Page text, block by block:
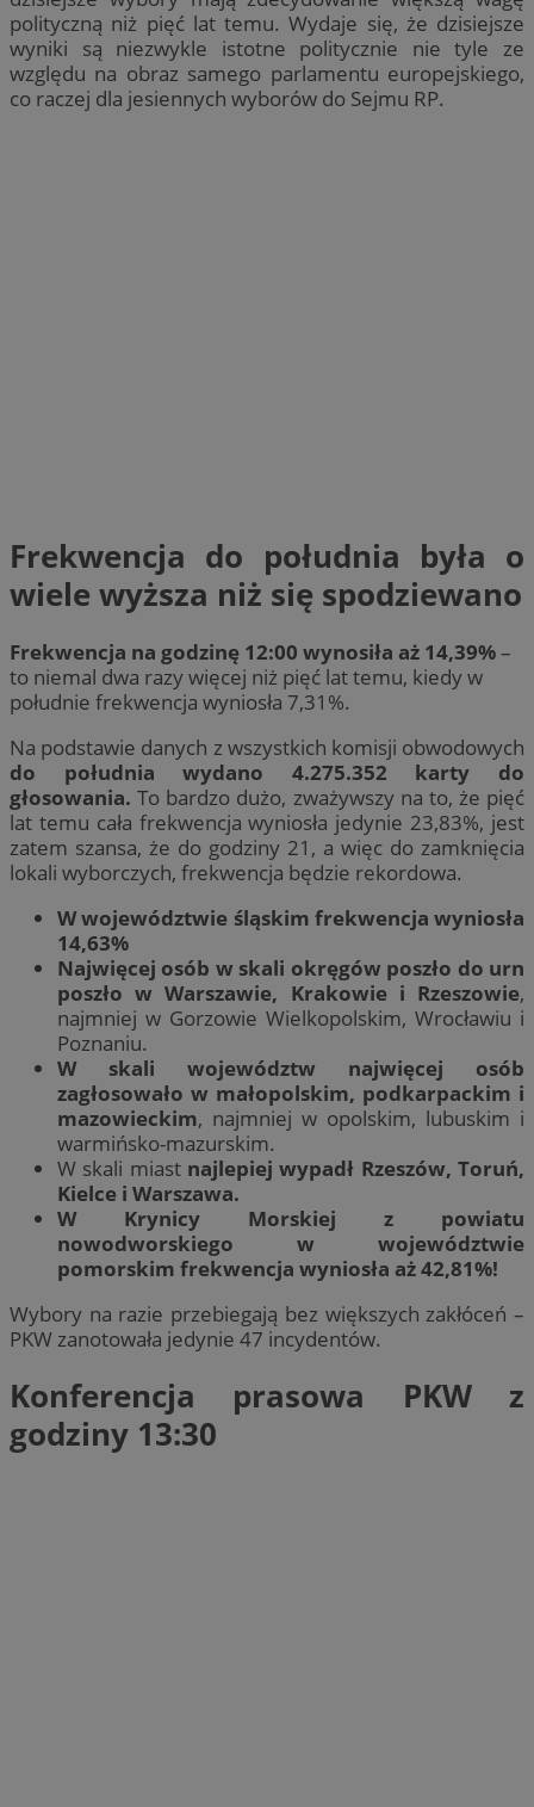
polityczną niż pięć lat temu. Wydaje się, że dzisiejsze
wyniki są niezwykle istotne politycznie nie tyle ze
względu na obraz samego parlamentu europejskiego,
co raczej dla jesiennych wyborów do Sejmu RP.
Frekwencja do południa była o
wiele wyższa niż się spodziewano
Frekwencja na godzinę 12:00 wynosiła aż 14,39%–
to niemal dwa razy więcej niż pięć lat temu, kiedy w
południe frekwencja wyniosła 7,31%.
Na podstawie danych z wszystkich komisji obwodowych
do południa wydano 4.275.352 karty do
głosowania. To bardzo dużo, zważywszy na to, że pięć
lat temu cała frekwencja wyniosła jedynie 23,83%, jest
zatem szansa, że do godziny 21, a więc do zamknięcia
lokali wyborczych, frekwencja będzie rekordowa.
W województwie śląskim frekwencja wyniosła
14,63%
Najwięcej osób w skali okręgów poszło do urn
poszło w Warszawie, Krakowie i Rzeszowie,
najmniej w Gorzowie Wielkopolskim, Wrocławiu i
Poznaniu.
W skali województw najwięcej osób
zagłosowało w małopolskim, podkarpackim i
mazowieckim, najmniej w opolskim, lubuskim i
warmińsko-mazurskim.
W skali miast najlepiej wypadł Rzeszów, Toruń,
Kielce i Warszawa.
W Krynicy Morskiej z powiatu
nowodworskiego w województwie
pomorskim frekwencja wyniosła aż 42,81%!
Wybory na razie przebiegają bez większych zakłóceń –
PKW zanotowała jedynie 47 incydentów.
Konferencja prasowa PKW z
godziny 13:30